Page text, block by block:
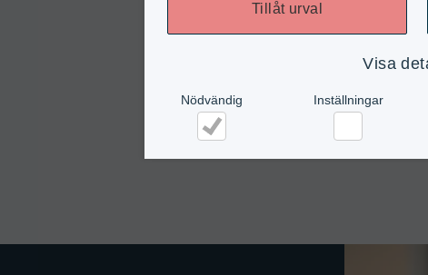
Tillåt urval
Visa
Nödvändig Inställningar